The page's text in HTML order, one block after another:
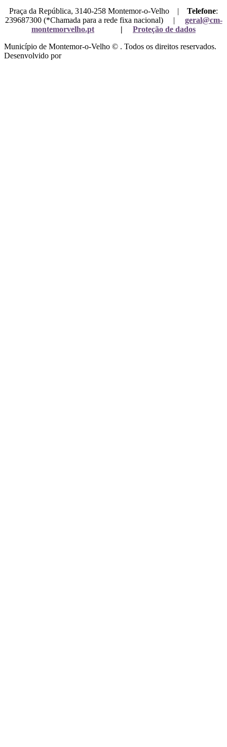
Praça da República, 3140-258 Montemor-o-Velho | Telefone:
239687300 (*Chamada para a rede fixa nacional) | geral@cm-
montemorvelho.pt
| Proteção de dados
Município de Montemor-o-Velho © . Todos os direitos reservados.
Desenvolvido por